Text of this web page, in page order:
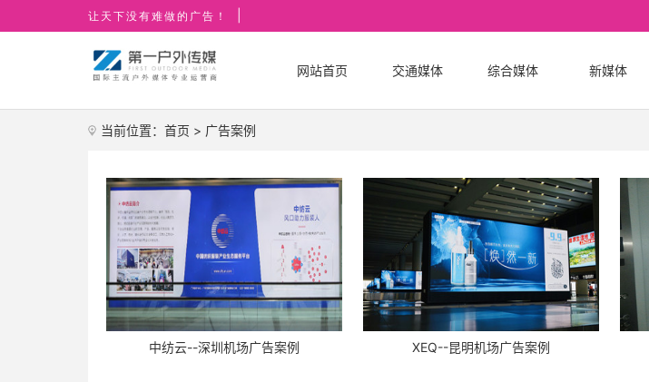
让天下没有难做的广告！
网站首页 交通媒体 综合媒体 新媒体
当前位置： 首页 > 广告案例
中纺云--深圳机场广告案例 XEQ--昆明机场广告案例